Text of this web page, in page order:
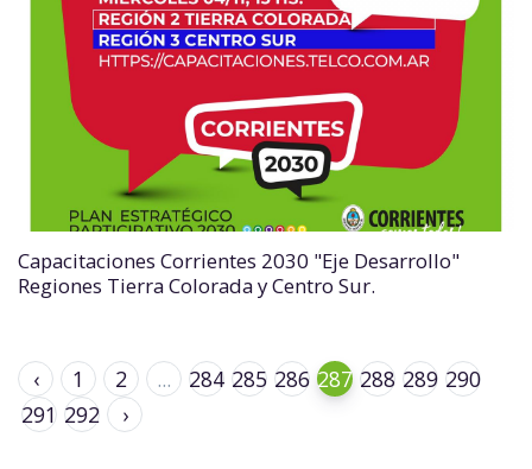
Capacitaciones Corrientes 2030 "Eje Desarrollo"
Regiones Tierra Colorada y Centro Sur.
‹ 1 2 ... 284 285 286 287 288 289 290
291 292 ›